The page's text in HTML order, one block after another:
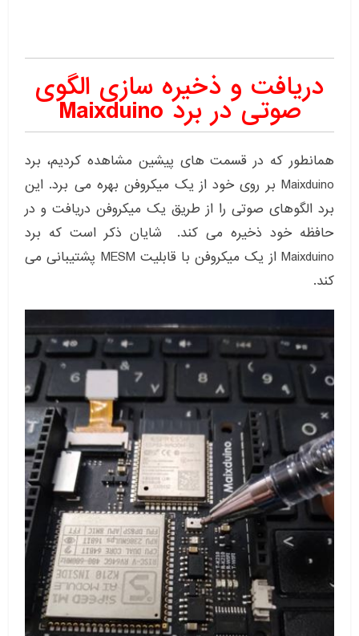
دریافت و ذخیره سازی الگوی
صوتی در برد Maixduino
همانطور که در قسمت های پیشین مشاهده کردیم، برد
Maixduino بر روی خود از یک میکروفن بهره می برد. این
برد الگوهای صوتی را از طریق یک میکروفن دریافت و در
حافظه خود ذخیره می کند. شایان ذکر است که برد
Maixduino از یک میکروفن با قابلیت MESM پشتیبانی می
کند.